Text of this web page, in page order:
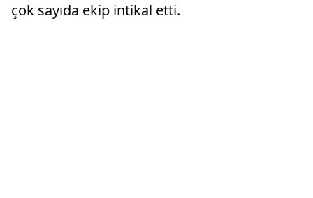
çok sayıda ekip intikal etti.